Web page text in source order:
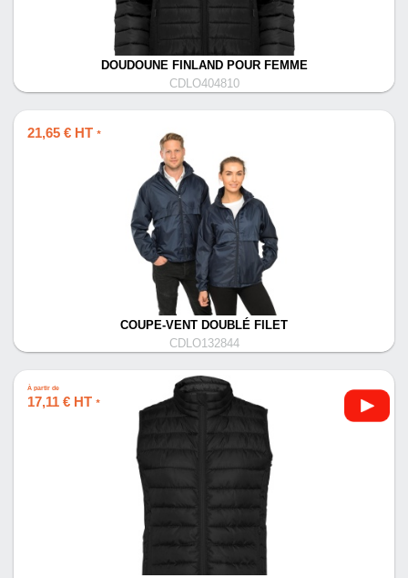
DOUDOUNE FINLAND POUR FEMME
CDLO404810
21,65 € HT *
COUPE-VENT DOUBLÉ FILET
CDLO132844
À partir de
17,11 € HT *